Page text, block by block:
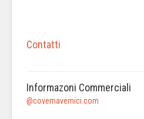
Contatti
Informazoni Commerciali
@covemavernici.com